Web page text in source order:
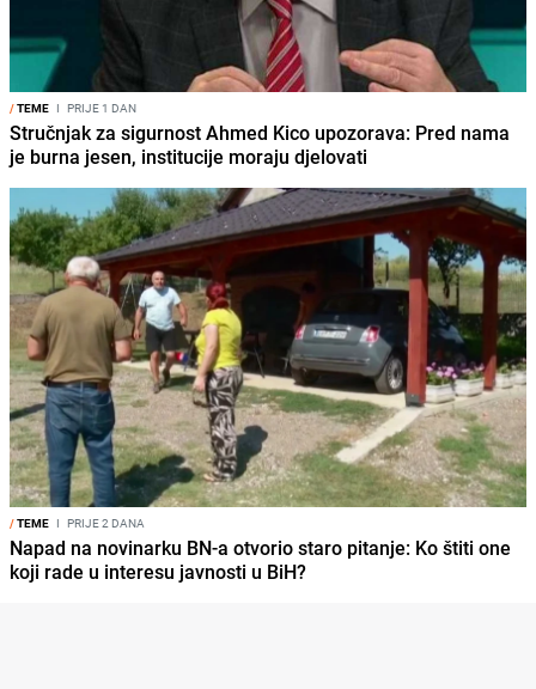
/TEME I PRIJE 1 DAN
Stručnjak za sigurnost Ahmed Kico upozorava: Pred nama
je burna jesen, institucije moraju djelovati
/TEME I PRIJE 2 DANA
Napad na novinarku BN-a otvorio staro pitanje: Ko štiti one
koji rade u interesu javnosti u BiH?